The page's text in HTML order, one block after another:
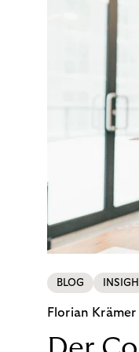
BLOG
Florian Krämer